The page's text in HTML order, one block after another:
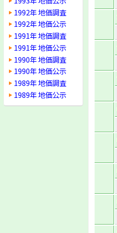
1992年 地価調査
1992年 地価公示
1991年 地価調査
1991年 地価公示
1990年 地価調査
1990年 地価公示
1989年 地価調査
1989年 地価公示